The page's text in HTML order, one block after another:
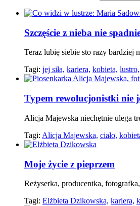
Szczęście z nieba nie
Teraz lubię siebie sto razy bardziej
Tagi: jej siła, kariera, kobieta, lustro,
Typem rewolucjonistki nie
Alicja Majewska niechętnie ulega
Tagi: Alicja Majewska, ciało,
Moje życie z pieprzem
Reżyserka, producentka,
Tagi: Elżbieta Dzikowska, kariera,